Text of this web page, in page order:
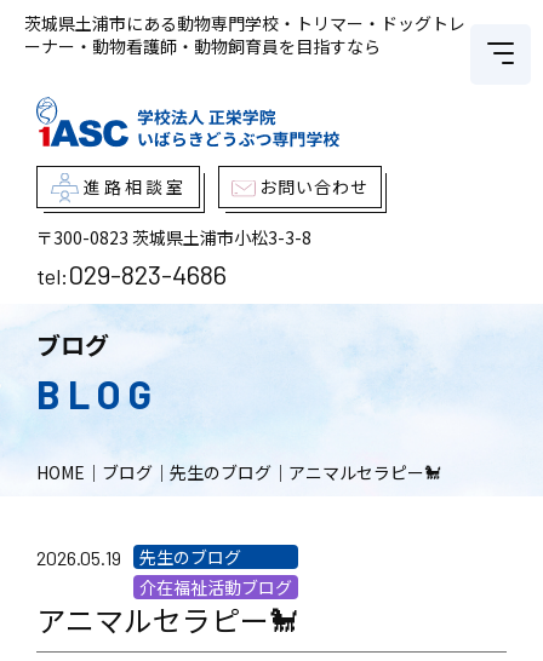
茨城県土浦市にある動物専門学校・トリマー・ドッグトレ
ーナー・動物看護師・動物飼育員を目指すなら
進路相談室 お問い合わせ
〒300-0823 茨城県土浦市小松3-3-8
tel:029-823-4686
ブログ
BLOG
HOME ｜ ブログ ｜ 先生のブログ ｜ アニマルセラピー🐩
2026.05.19
先生のブログ
介在福祉活動ブログ
アニマルセラピー🐩